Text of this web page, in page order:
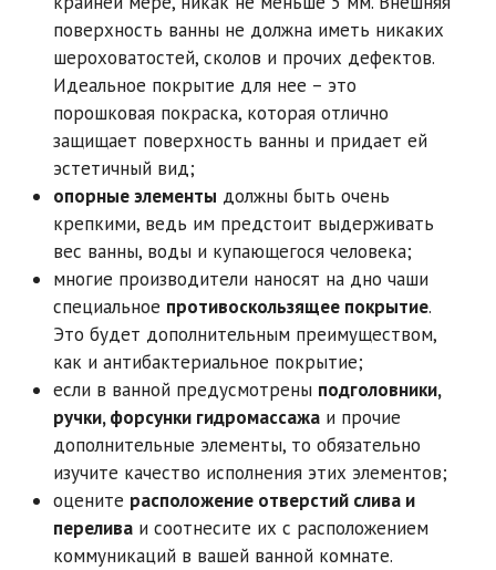
поверхность ванны не должна иметь никаких
шероховатостей, сколов и прочих дефектов.
Идеальное покрытие для нее – это
порошковая покраска, которая отлично
защищает поверхность ванны и придает ей
эстетичный вид;
опорные элементы должны быть очень
крепкими, ведь им предстоит выдерживать
вес ванны, воды и купающегося человека;
многие производители наносят на дно чаши
специальное противоскользящее покрытие.
Это будет дополнительным преимуществом,
как и антибактериальное покрытие;
если в ванной предусмотрены подголовники,
ручки, форсунки гидромассажа и прочие
дополнительные элементы, то обязательно
изучите качество исполнения этих элементов;
оцените расположение отверстий слива и
перелива и соотнесите их с расположением
коммуникаций в вашей ванной комнате.